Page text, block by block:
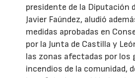
presidente de la Diputación
Javier Faúndez, aludió
medidas aprobadas en
por la Junta de Castilla y
las zonas afectadas por los
incendios de la comunidad,